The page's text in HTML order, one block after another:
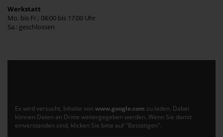
Werkstatt
Mo. bis Fr.: 08:00 bis 17:00 Uhr
Sa.: geschlossen
Es wird versucht, Inhalte von www.google.com zu laden. Dabei
können Daten an Dritte weitergegeben werden. Wenn Sie damit
einverstanden sind, klicken Sie bitte auf "Bestätigen".